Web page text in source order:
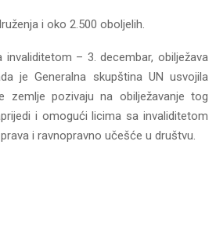
i oko 2.500 oboljelih.
– 3. decembar, obilježava
je Generalna skupština UN usvojila
zemlje pozivaju na obilježavanje tog
i omogući licima sa invaliditetom
i ravnopravno učešće u društvu.